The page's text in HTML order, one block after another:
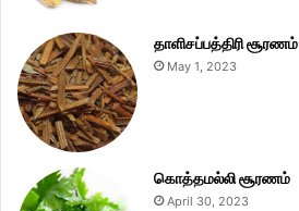
தாளிசப்பத்திரி சூரணம்
May 1, 2023
கொத்தமல்லி சூரணம்
April 30, 2023